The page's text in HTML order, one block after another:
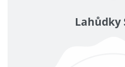
Lahůdky